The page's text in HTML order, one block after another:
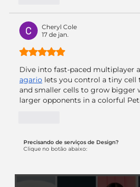
Precisando de serviços de Design?
Clique no botão abaixo:
Cheryl Cole
17 de jan.
Avaliado com 5 de 5 estrelas.
Dive into fast-paced multiplayer
agario lets you control a tiny cell
and smaller cells to grow bigger
larger opponents in a colorful